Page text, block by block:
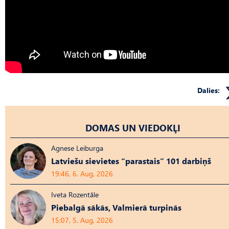
Dalies:
DOMAS UN VIEDOKĻI
Agnese Leiburga
Latviešu sievietes “parastais” 101 darbiņš
19:46, 6. Aug, 2026
Iveta Rozentāle
Piebalgā sākās, Valmierā turpinās
15:07, 5. Aug, 2026